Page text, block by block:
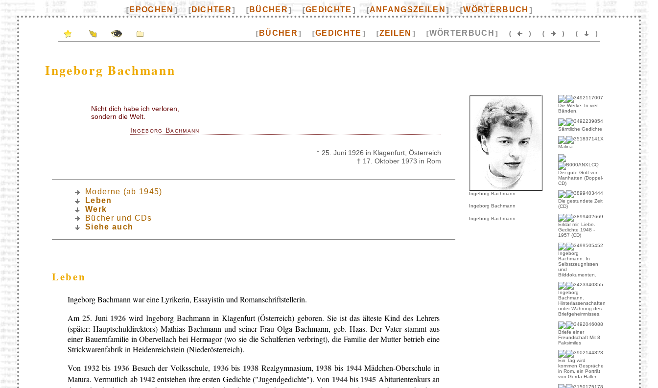
[ EPOCHEN ] [ DICHTER] [ BÜCHER] [GEDICHTE ] [ANFANGSZEILEN ] [WÖRTERBUCH ]
[ BÜCHER] [GEDICHTE ] [ZEILEN ] [WÖRTERBUCH ] ( ) ( ) ( )
Ingeborg Bachmann
Nicht dich habe ich verloren,
sondern die Welt.
Ingeborg Bachmann
* 25. Juni 1926 in Klagenfurt, Österreich
† 17. Oktober 1973 in Rom
Moderne (ab 1945)
Leben
Werk
Bücher und CDs
Siehe auch
Leben
Ingeborg Bachmann war eine Lyrikerin, Essayistin und Romanschriftstellerin.
Am 25. Juni 1926 wird Ingeborg Bachmann in Klagenfurt (Österreich) geboren. Sie ist das älteste Kind des Lehrers
(später: Hauptschuldirektors) Mathias Bachmann und seiner Frau Olga Bachmann, geb. Haas. Der Vater stammt aus
einer Bauernfamilie in Obervellach bei Hermagor (wo sie die Schulferien verbringt), die Familie der Mutter betrieb eine
Strickwarenfabrik in Heidenreichstein (Niederösterreich).
Von 1932bis 1936 Besuch der Volksschule, 1936bis 1938 Realgymnasium, 1938 bis 1944Mädchen-Oberschule in
Matura. Vermutlich ab 1942entstehen ihre ersten Gedichte ("Jugendgedichte"). Von 1944bis 1945 Abiturientenkurs an
Ingeborg Bachmann
Ingeborg Bachmann
Ingeborg Bachmann
Die Werke. In vier
Bänden.
Sämtliche Gedichte
Malina
Der gute Gott von
Manhatten (Doppel-
CD)
Die gestundete Zeit
(CD)
Erklär mir, Liebe.
Gedichte 1948 -
1957 (CD)
Ingeborg
Bachmann. In
Selbstzeugnissen
und
Bilddokumenten.
Ingeborg
Bachmann.
Hinterlassenschaften
unter Wahrung des
Briefgeheimnisses.
Briefe einer
Freundschaft Mit 8
Faksimiles
Ein Tag wird
kommen Gespräche
in Rom, ein Porträt
von Gerda Haller